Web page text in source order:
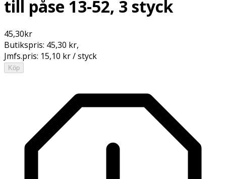
till påse 13-52, 3 styck
45,30kr
Butikspris: 45,30 kr,
Jmfs.pris: 15,10 kr / styck
Köp